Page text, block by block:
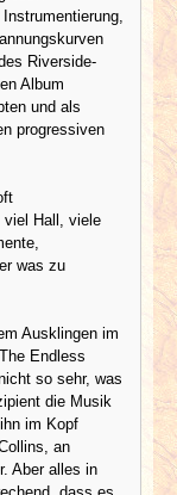
Riverside-
Album
und als
progressiven
viel Hall, viele
was zu
Ausklingen im
Endless
so sehr, was
die Musik
im Kopf
an
Aber alles in